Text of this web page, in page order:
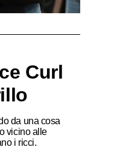
Curl
da una cosa
vicino alle
i ricci.